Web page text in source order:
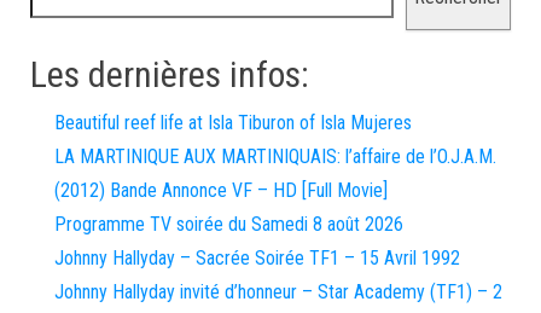
Les dernières infos:
Beautiful reef life at Isla Tiburon of Isla Mujeres
LA MARTINIQUE AUX MARTINIQUAIS: l’affaire de l’O.J.A.M.
(2012) Bande Annonce VF – HD [Full Movie]
Programme TV soirée du Samedi 8 août 2026
Johnny Hallyday – Sacrée Soirée TF1 – 15 Avril 1992
Johnny Hallyday invité d’honneur – Star Academy (TF1) – 2